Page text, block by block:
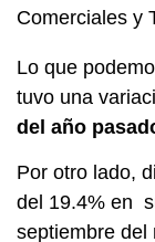
Comerciales y
Lo que
tuvo una
del año
Por otro lado,
del 19.4% en
septiembre del